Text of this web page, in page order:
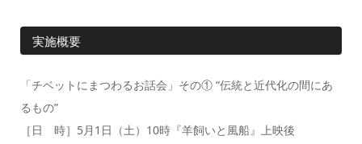
実施概要
「チベットにまつわるお話会」その① “伝統と近代化の間にあ
るもの”
［日 時］5月1日（土）10時『羊飼いと風船』上映後